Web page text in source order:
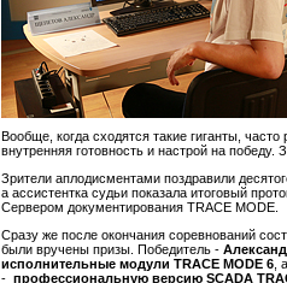
Вообще, когда сходятся такие гиганты,
внутренняя готовность и настрой на
Зрители аплодисментами поздравили
а ассистентка судьи показала итоговый
Сервером документирования TRACE MODE.
Сразу же после окончания соревнований
были вручены призы. Победитель -
исполнительные модули TRACE MODE 6 ,
- профессиональную версию SCADA